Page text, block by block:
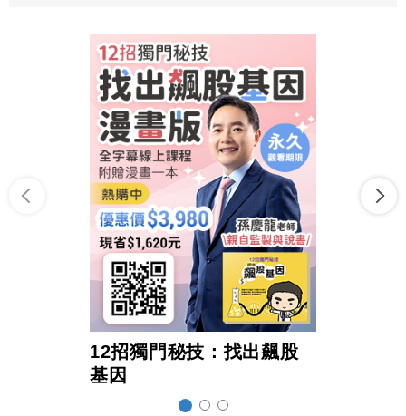
12招獨門秘技：找出飆股
基因